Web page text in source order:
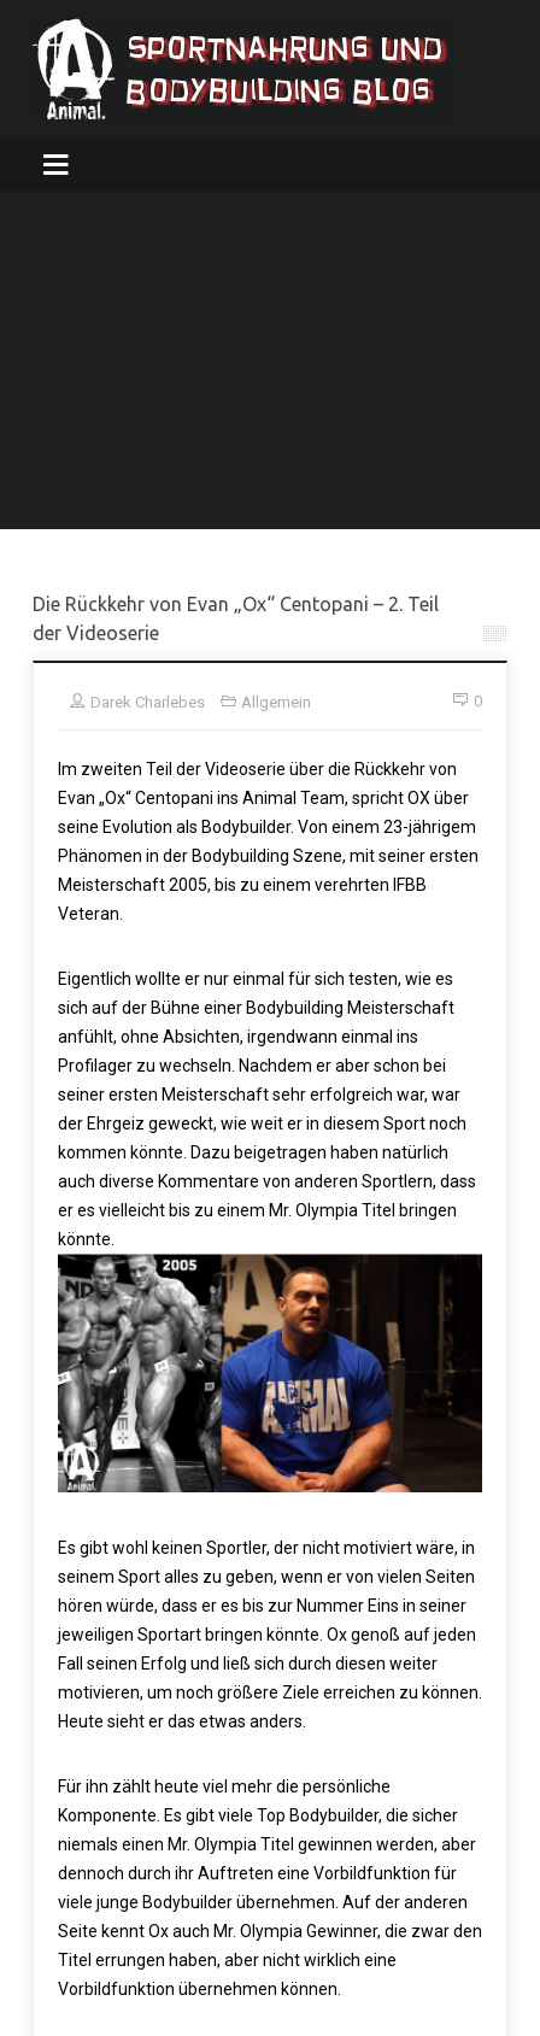
Die Rückkehr von Evan „Ox“ Centopani – 2. Teil
der Videoserie
Darek Charlebes Allgemein 0
Im zweiten Teil der Videoserie über die Rückkehr von
Evan „Ox“ Centopani ins Animal Team, spricht OX über
seine Evolution als Bodybuilder. Von einem 23-jährigem
Phänomen in der Bodybuilding Szene, mit seiner ersten
Meisterschaft 2005, bis zu einem verehrten IFBB
Veteran.
Eigentlich wollte er nur einmal für sich testen, wie es
sich auf der Bühne einer Bodybuilding Meisterschaft
anfühlt, ohne Absichten, irgendwann einmal ins
Profilager zu wechseln. Nachdem er aber schon bei
seiner ersten Meisterschaft sehr erfolgreich war, war
der Ehrgeiz geweckt, wie weit er in diesem Sport noch
kommen könnte. Dazu beigetragen haben natürlich
auch diverse Kommentare von anderen Sportlern, dass
er es vielleicht bis zu einem Mr. Olympia Titel bringen
könnte.
Es gibt wohl keinen Sportler, der nicht motiviert wäre, in
seinem Sport alles zu geben, wenn er von vielen Seiten
hören würde, dass er es bis zur Nummer Eins in seiner
jeweiligen Sportart bringen könnte. Ox genoß auf jeden
Fall seinen Erfolg und ließ sich durch diesen weiter
motivieren, um noch größere Ziele erreichen zu können.
Heute sieht er das etwas anders.
Für ihn zählt heute viel mehr die persönliche
Komponente. Es gibt viele Top Bodybuilder, die sicher
niemals einen Mr. Olympia Titel gewinnen werden, aber
dennoch durch ihr Auftreten eine Vorbildfunktion für
viele junge Bodybuilder übernehmen. Auf der anderen
Seite kennt Ox auch Mr. Olympia Gewinner, die zwar den
Titel errungen haben, aber nicht wirklich eine
Vorbildfunktion übernehmen können.